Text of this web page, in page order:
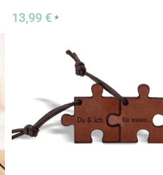
13,99 € *